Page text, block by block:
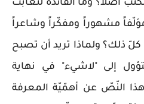
أصلاً؟ وما الفائدة لتعابث
مشهوراً ومفكّراً وشاعراً
كلّ ذلك؟ ولماذا تريد أن تصبح
إلى "لاشيء" في نهاية
النّصّ عن أهمّيّة المعرفة